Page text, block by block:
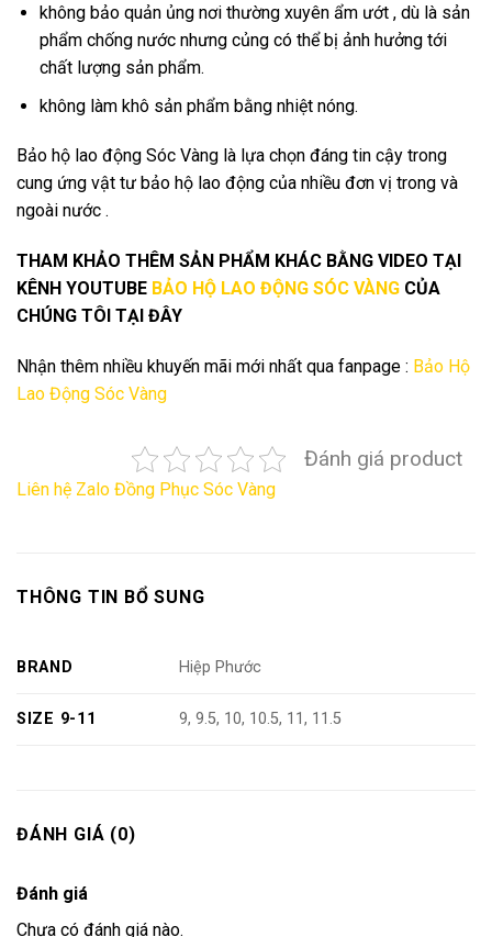
không bảo quản ủng nơi thường xuyên ẩm ướt , dù là sản
phẩm chống nước nhưng củng có thể bị ảnh hưởng tới
chất lượng sản phẩm.
không làm khô sản phẩm bằng nhiệt nóng.
Bảo hộ lao động Sóc Vàng là lựa chọn đáng tin cậy trong
cung ứng vật tư bảo hộ lao động của nhiều đơn vị trong và
ngoài nước .
THAM KHẢO THÊM SẢN PHẨM KHÁC BẰNG VIDEO TẠI
KÊNH YOUTUBE BẢO HỘ LAO ĐỘNG SÓC VÀNG CỦA
CHÚNG TÔI TẠI ĐÂY
Nhận thêm nhiều khuyến mãi mới nhất qua fanpage : Bảo Hộ
Lao Động Sóc Vàng
Đánh giá product
Liên hệ Zalo Đồng Phục Sóc Vàng
THÔNG TIN BỔ SUNG
BRAND Hiệp Phước
SIZE 9-11 9, 9.5, 10, 10.5, 11, 11.5
ĐÁNH GIÁ (0)
Đánh giá
Chưa có đánh giá nào.